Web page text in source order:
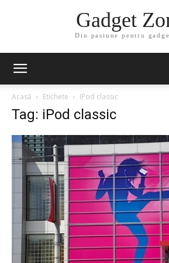
Gadget
Din pasiune pentru
Acasă Etichete IPod classic
Tag: iPod classic